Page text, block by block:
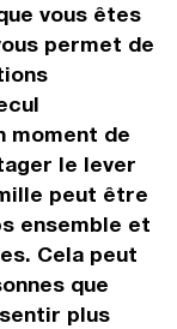
vous êtes
permet de
moment de
le lever
peut être
ensemble et
Cela peut
que
plus